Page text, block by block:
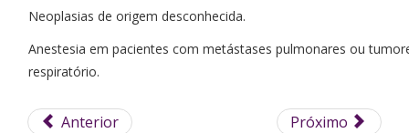
Neoplasias de origem desconhecida.
Anestesia em pacientes com metástases pulmonares ou
respiratório.
Anterior Próximo